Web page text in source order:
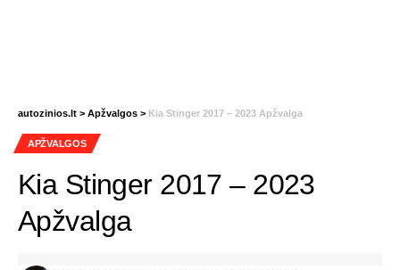
autozinios.lt > Apžvalgos > Kia Stinger 2017 – 2023 Apžvalga
APŽVALGOS
Kia Stinger 2017 – 2023
Apžvalga